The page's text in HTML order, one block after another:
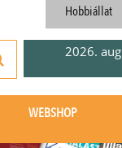
Hobbiállat
2026.
WEBSHOP